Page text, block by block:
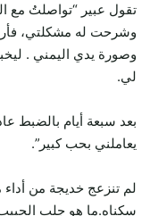
تقول عبير “تواصلتُ مع
وشرحت له مشكلتي،
وصورة يدي اليمني .
لي.
بعد سبعة أيام بالضبط
يعاملني بحب كبير”.
سكناه.ما هو جلب